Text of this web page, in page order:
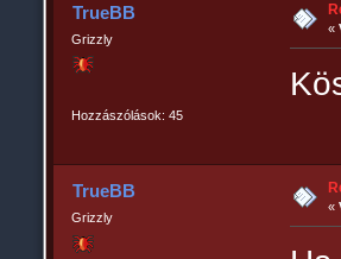
TrueBB
Grizzly
Hozzászólások: 45
«
TrueBB
Grizzly
«